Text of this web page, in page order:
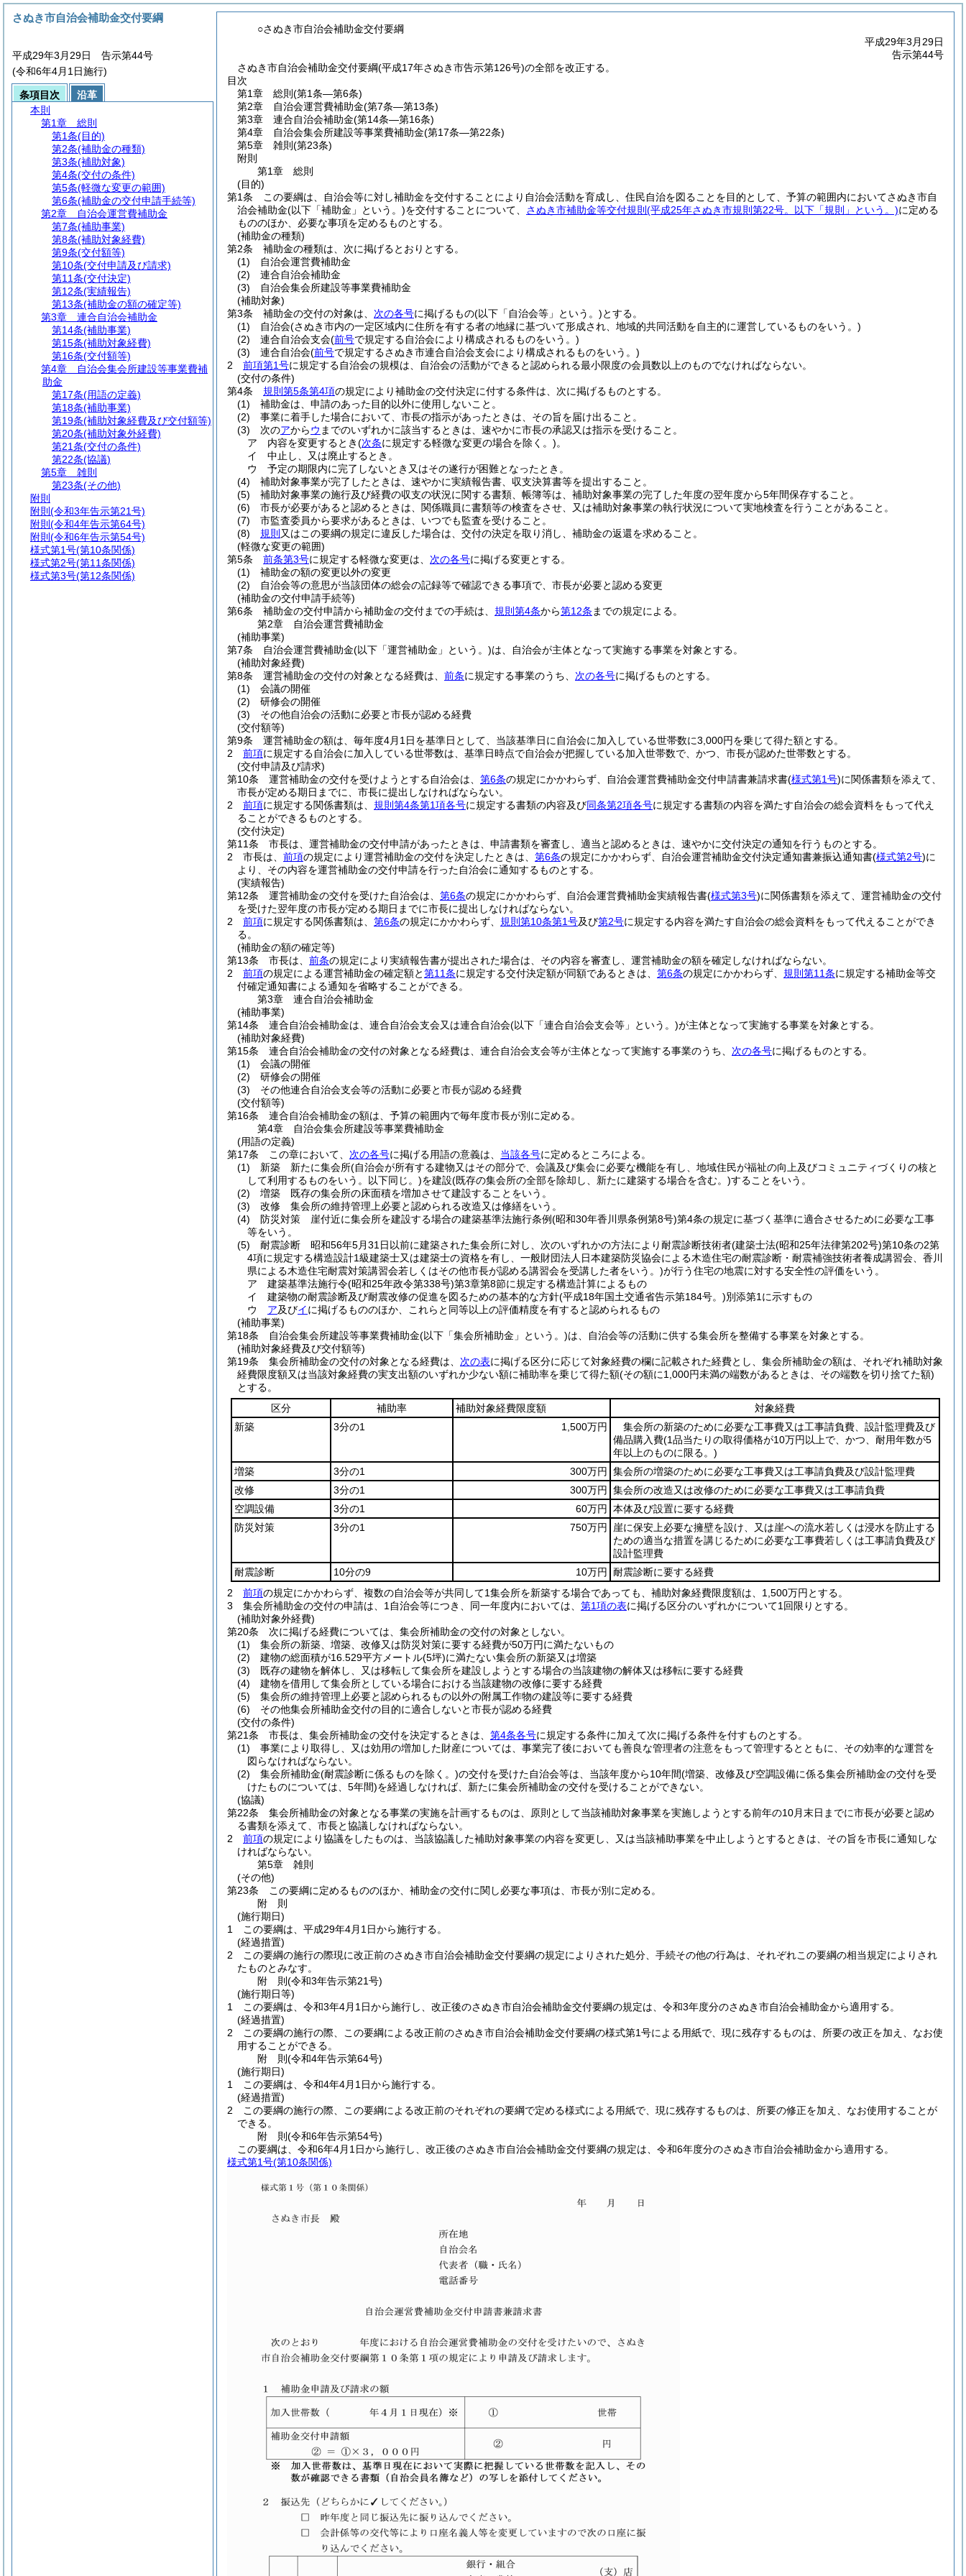
○さぬき市自治会補助金交付要綱
平成29年3月29日
告示第44号
さぬき市自治会補助金交付要綱(平成17年さぬき市告示第126号)の全部を改正する。
目次
第1章
総則 (第1条―第6条)
第2章
自治会運営費補助金(第7条―第13条)
第3章
連合自治会補助金(第14条―第16条)
第4章
自治会集会所建設等事業費補助金(第17条―第22条)
第5章
雑則 (第23条)
附則
第1章
総則
(目的)
第1条
この要綱は、自治会等に対し補助金を交付することにより自治会活動を育成し、住民自治を図ることを目的として、予算の範囲内においてさぬき市自
治会補助金(以下「補助金」という。)を交付することについて、 さぬき市補助金等交付規則 (平成25年さぬき市規則第22号。以下「規則」という。)に定める
もののほか、必要な事項を定めるものとする。
(補助金の種類)
第2条
補助金の種類は、次に掲げるとおりとする。
(1)
自治会運営費補助金
(2)
連合自治会補助金
(3)
自治会集会所建設等事業費補助金
(補助対象)
第3条
補助金の交付の対象は、 次の各号に掲げるもの(以下「自治会等」という。)とする。
(1)
自治会(さぬき市内の一定区域内に住所を有する者の地縁に基づいて形成され、地域的共同活動を自主的に運営しているものをいう。)
(2)
連合自治会支会(前号で規定する自治会により構成されるものをいう。)
(3)
連合自治会(前号で規定するさぬき市連合自治会支会により構成されるものをいう。)
2
前項第1号に規定する自治会の規模は、自治会の活動ができると認められる最小限度の会員数以上のものでなければならない。
(交付の条件)
第4条
規則第5条第4項の規定により補助金の交付決定に付する条件は、次に掲げるものとする。
(1)
補助金は、申請のあった目的以外に使用しないこと。
(2)
事業に着手した場合において、市長の指示があったときは、その旨を届け出ること。
(3)
次のアからウ までのいずれかに該当するときは、速やかに市長の承認又は指示を受けること。
ア
内容を変更するとき(次条に規定する軽微な変更の場合を除く。)。
イ
中止し、又は廃止するとき。
ウ
予定の期限内に完了しないとき又はその遂行が困難となったとき。
(4)
補助対象事業が完了したときは、速やかに実績報告書、収支決算書等を提出すること。
(5)
補助対象事業の施行及び経費の収支の状況に関する書類、帳簿等は、補助対象事業の完了した年度の翌年度から5年間保存すること。
(6)
市長が必要があると認めるときは、関係職員に書類等の検査をさせ、又は補助対象事業の執行状況について実地検査を行うことがあること。
(7)
市監査委員から要求があるときは、いつでも監査を受けること。
(8)
規則 又はこの要綱の規定に違反した場合は、交付の決定を取り消し、補助金の返還を求めること。
(軽微な変更の範囲)
第5条
前条第3号に規定する軽微な変更は、 次の各号に掲げる変更とする。
(1)
補助金の額の変更以外の変更
(2)
自治会等の意思が当該団体の総会の記録等で確認できる事項で、市長が必要と認める変更
(補助金の交付申請手続等)
第6条
補助金の交付申請から補助金の交付までの手続は、 規則第4条から第12条 までの規定による。
第2章
自治会運営費補助金
(補助事業)
第7条
自治会運営費補助金(以下「運営補助金」という。)は、自治会が主体となって実施する事業を対象とする。
(補助対象経費)
第8条
運営補助金の交付の対象となる経費は、 前条に規定する事業のうち、 次の各号に掲げるものとする。
(1)
会議の開催
(2)
研修会の開催
(3)
その他自治会の活動に必要と市長が認める経費
(交付額等)
第9条
運営補助金の額は、毎年度4月1日を基準日として、当該基準日に自治会に加入している世帯数に3,000円を乗じて得た額とする。
2
前項に規定する自治会に加入している世帯数は、基準日時点で自治会が把握している加入世帯数で、かつ、市長が認めた世帯数とする。
(交付申請及び請求)
第10条
運営補助金の交付を受けようとする自治会は、 第6条の規定にかかわらず、自治会運営費補助金交付申請書兼請求書(様式第1号)に関係書類を添えて、
市長が定める期日までに、市長に提出しなければならない。
2
前項に規定する関係書類は、 規則第4条第1項各号に規定する書類の内容及び同条第2項各号に規定する書類の内容を満たす自治会の総会資料をもって代え
ることができるものとする。
(交付決定)
第11条
市長は、運営補助金の交付申請があったときは、申請書類を審査し、適当と認めるときは、速やかに交付決定の通知を行うものとする。
2
市長は、 前項の規定により運営補助金の交付を決定したときは、 第6条の規定にかかわらず、自治会運営補助金交付決定通知書兼振込通知書(様式第2号)に
より、その内容を運営補助金の交付申請を行った自治会に通知するものとする。
(実績報告)
第12条
運営補助金の交付を受けた自治会は、 第6条の規定にかかわらず、自治会運営費補助金実績報告書(様式第3号)に関係書類を添えて、運営補助金の交付
を受けた翌年度の市長が定める期日までに市長に提出しなければならない。
2
前項に規定する関係書類は、 第6条の規定にかかわらず、 規則第10条第1号及び第2号に規定する内容を満たす自治会の総会資料をもって代えることができ
る。
(補助金の額の確定等)
第13条
市長は、 前条の規定により実績報告書が提出された場合は、その内容を審査し、運営補助金の額を確定しなければならない。
2
前項の規定による運営補助金の確定額と第11条に規定する交付決定額が同額であるときは、 第6条の規定にかかわらず、 規則第11条に規定する補助金等交
付確定通知書による通知を省略することができる。
第3章
連合自治会補助金
(補助事業)
第14条
連合自治会補助金は、連合自治会支会又は連合自治会(以下「連合自治会支会等」という。)が主体となって実施する事業を対象とする。
(補助対象経費)
第15条
連合自治会補助金の交付の対象となる経費は、連合自治会支会等が主体となって実施する事業のうち、 次の各号に掲げるものとする。
(1)
会議の開催
(2)
研修会の開催
(3)
その他連合自治会支会等の活動に必要と市長が認める経費
(交付額等)
第16条
連合自治会補助金の額は、予算の範囲内で毎年度市長が別に定める。
第4章
自治会集会所建設等事業費補助金
(用語の定義)
第17条
この章において、 次の各号に掲げる用語の意義は、 当該各号に定めるところによる。
(1)
新築 新たに集会所(自治会が所有する建物又はその部分で、会議及び集会に必要な機能を有し、地域住民が福祉の向上及びコミュニティづくりの核と
して利用するものをいう。以下同じ。)を建設(既存の集会所の全部を除却し、新たに建築する場合を含む。)することをいう。
(2)
増築 既存の集会所の床面積を増加させて建設することをいう。
(3)
改修 集会所の維持管理上必要と認められる改造又は修繕をいう。
(4)
防災対策 崖付近に集会所を建設する場合の建築基準法施行条例(昭和30年香川県条例第8号)第4条の規定に基づく基準に適合させるために必要な工事
等をいう。
(5)
耐震診断 昭和56年5月31日以前に建築された集会所に対し、次のいずれかの方法により耐震診断技術者(建築士法(昭和25年法律第202号)第10条の2第
4項に規定する構造設計1級建築士又は建築士の資格を有し、一般財団法人日本建築防災協会による木造住宅の耐震診断・耐震補強技術者養成講習会、香川
県による木造住宅耐震対策講習会若しくはその他市長が認める講習会を受講した者をいう。)が行う住宅の地震に対する安全性の評価をいう。
ア
建築基準法施行令(昭和25年政令第338号)第3章第8節に規定する構造計算によるもの
イ
建築物の耐震診断及び耐震改修の促進を図るための基本的な方針(平成18年国土交通省告示第184号。)別添第1に示すもの
ウ
ア及びイに掲げるもののほか、これらと同等以上の評価精度を有すると認められるもの
(補助事業)
第18条
自治会集会所建設等事業費補助金(以下「集会所補助金」という。)は、自治会等の活動に供する集会所を整備する事業を対象とする。
(補助対象経費及び交付額等)
第19条
集会所補助金の交付の対象となる経費は、 次の表に掲げる区分に応じて対象経費の欄に記載された経費とし、集会所補助金の額は、それぞれ補助対象
経費限度額又は当該対象経費の実支出額のいずれか少ない額に補助率を乗じて得た額(その額に1,000円未満の端数があるときは、その端数を切り捨てた額)
とする。
区分
補助率 補助対象経費限度額
対象経費
新築
3分の1 1,500万円
集会所の新築のために必要な工事費又は工事請負費、設計監理費及び
備品購入費(1品当たりの取得価格が10万円以上で、かつ、耐用年数が5
年以上のものに限る。)
増築
3分の1 300万円
集会所の増築のために必要な工事費又は工事請負費及び設計監理費
改修
3分の1 300万円
集会所の改造又は改修のために必要な工事費又は工事請負費
空調設備
3分の1 60万円
本体及び設置に要する経費
防災対策
3分の1 750万円
崖に保安上必要な擁壁を設け、又は崖への流水若しくは浸水を防止する
ための適当な措置を講じるために必要な工事費若しくは工事請負費及び
設計監理費
耐震診断
10分の9 10万円
耐震診断に要する経費
2
前項の規定にかかわらず、複数の自治会等が共同して1集会所を新築する場合であっても、補助対象経費限度額は、1,500万円とする。
3
集会所補助金の交付の申請は、1自治会等につき、同一年度内においては、 第1項の表に掲げる区分のいずれかについて1回限りとする。
(補助対象外経費)
第20条
次に掲げる経費については、集会所補助金の交付の対象としない。
(1)
集会所の新築、増築、改修又は防災対策に要する経費が50万円に満たないもの
(2)
建物の総面積が16.529平方メートル(5坪)に満たない集会所の新築又は増築
(3)
既存の建物を解体し、又は移転して集会所を建設しようとする場合の当該建物の解体又は移転に要する経費
(4)
建物を借用して集会所としている場合における当該建物の改修に要する経費
(5)
集会所の維持管理上必要と認められるもの以外の附属工作物の建設等に要する経費
(6)
その他集会所補助金交付の目的に適合しないと市長が認める経費
(交付の条件)
第21条
市長は、集会所補助金の交付を決定するときは、 第4条各号に規定する条件に加えて次に掲げる条件を付すものとする。
(1)
事業により取得し、又は効用の増加した財産については、事業完了後においても善良な管理者の注意をもって管理するとともに、その効率的な運営を
図らなければならない。
(2)
集会所補助金(耐震診断に係るものを除く。)の交付を受けた自治会等は、当該年度から10年間(増築、改修及び空調設備に係る集会所補助金の交付を受
けたものについては、5年間)を経過しなければ、新たに集会所補助金の交付を受けることができない。
(協議)
第22条
集会所補助金の対象となる事業の実施を計画するものは、原則として当該補助対象事業を実施しようとする前年の10月末日までに市長が必要と認め
る書類を添えて、市長と協議しなければならない。
2
前項の規定により協議をしたものは、当該協議した補助対象事業の内容を変更し、又は当該補助事業を中止しようとするときは、その旨を市長に通知しな
ければならない。
第5章
雑則
(その他)
第23条
この要綱に定めるもののほか、補助金の交付に関し必要な事項は、市長が別に定める。
附 則
(施行期日)
1
この要綱は、平成29年4月1日から施行する。
(経過措置)
2
この要綱の施行の際現に改正前のさぬき市自治会補助金交付要綱の規定によりされた処分、手続その他の行為は、それぞれこの要綱の相当規定によりされ
たものとみなす。
附 則(令和3年告示第21号)
(施行期日等)
1
この要綱は、令和3年4月1日から施行し、改正後のさぬき市自治会補助金交付要綱の規定は、令和3年度分のさぬき市自治会補助金から適用する。
(経過措置)
2
この要綱の施行の際、この要綱による改正前のさぬき市自治会補助金交付要綱の様式第1号による用紙で、現に残存するものは、所要の改正を加え、なお使
用することができる。
附 則(令和4年告示第64号)
(施行期日)
1
この要綱は、令和4年4月1日から施行する。
(経過措置)
2
この要綱の施行の際、この要綱による改正前のそれぞれの要綱で定める様式による用紙で、現に残存するものは、所要の修正を加え、なお使用することが
できる。
附 則(令和6年告示第54号)
この要綱は、令和6年4月1日から施行し、改正後のさぬき市自治会補助金交付要綱の規定は、令和6年度分のさぬき市自治会補助金から適用する。
様式第1号(第10条関係)
さぬき市自治会補助金交付要綱
平成29年3月29日 告示第44号
(令和6年4月1日施行)
条項目次
沿革
本則
第1章
総則
第1条(目的)
第2条(補助金の種類)
第3条(補助対象)
第4条(交付の条件)
第5条(軽微な変更の範囲)
第6条(補助金の交付申請手続等)
第2章
自治会運営費補助金
第7条(補助事業)
第8条(補助対象経費)
第9条(交付額等)
第10条(交付申請及び請求)
第11条(交付決定)
第12条(実績報告)
第13条(補助金の額の確定等)
第3章
連合自治会補助金
第14条(補助事業)
第15条(補助対象経費)
第16条(交付額等)
第4章
自治会集会所建設等事業費補
助金
第17条(用語の定義)
第18条(補助事業)
第19条(補助対象経費及び交付額等)
第20条(補助対象外経費)
第21条(交付の条件)
第22条(協議)
第5章
雑則
第23条(その他)
附則
附則 (令和3年告示第21号)
附則 (令和4年告示第64号)
附則 (令和6年告示第54号)
様式第1号(第10条関係)
様式第2号(第11条関係)
様式第3号(第12条関係)